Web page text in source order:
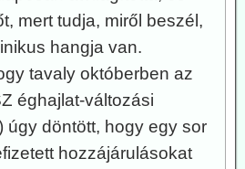
mert tudja, miről beszél,
hangja van.
tavaly októberben az
éghajlat-változási
úgy döntött, hogy egy sor
hozzájárulásokat